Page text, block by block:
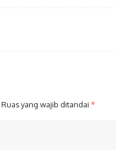
Ruas yang wajib ditandai *